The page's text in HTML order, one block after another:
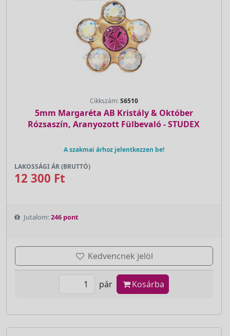
Cikkszám:S6510
5mm Margaréta AB Kristály & Október
Rózsaszín, Aranyozott Fülbevaló - STUDEX
A szakmai árhoz jelentkezzen be!
LAKOSSÁGI ÁR (BRUTTÓ)
12 300 Ft
Jutalom:246 pont
Kedvencnek jelöl
pár Kosárba